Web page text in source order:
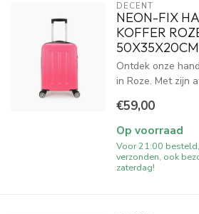
DECENT
NEON-FIX
KOFFER
50X35X20CM
Ontdek onze
in Roze. Met zijn
€59,00
Op voorraad
Voor 21:00
verzonden, ook
zaterdag!